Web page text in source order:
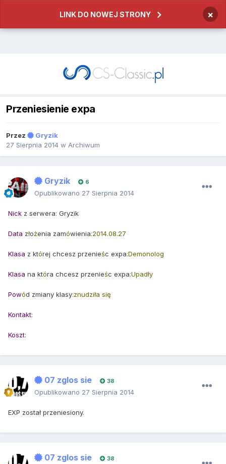
LINK DO NOWEJ STRONY ×
Przeniesienie expa
Przez
Gryzik
27 Sierpnia 2014 w Archiwum
Gryzik 6
Opublikowano 27 Sierpnia 2014
Nick z serwera: Gryzik
Data złożenia zamówienia:2014.08.27
Klasa z której chcesz przenieśc expa:Demonolog
Klasa na która chcesz przenieśc expa:Upadły
Powód zmiany klasy:znudziła się
Kontakt:
Koszt:
07 zglos sie 38
Opublikowano 27 Sierpnia 2014
EXP został przeniesiony.
07 zglos sie 38